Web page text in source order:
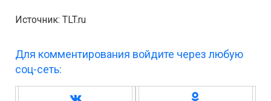
Источник: TLT.ru
Для комментирования войдите через любую
соц-сеть: